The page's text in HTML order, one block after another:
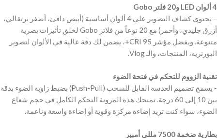
– يحتوي كشاف التصوير على 4 ألوان أساسية (أبيض دافئ، أصفر برتقالي،
أزرق جليدي، وأحمر) مع 20 نوعاً من فلاتر Gobo لخلق تأثيرات بصرية
متنوعة. وبفضل مؤشر CRI 95+، يضمن لك دقة عالية في الألوان لتصوير
‫تقنية الزووم للتحكم في فتحة الضوء
‫- يسمح تصميم العدسة القابل للسحب (Push-Pull) بضبط زاوية الضوء بدقة
بين 10 إلى 60 درجة. تمنحك هذه المرونة التحكم الكامل في حجم شعاع
‫بطارية ضخمة 7500 مللي أمبير